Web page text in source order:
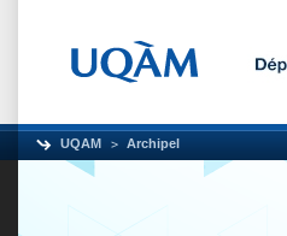
UQAM Archipel